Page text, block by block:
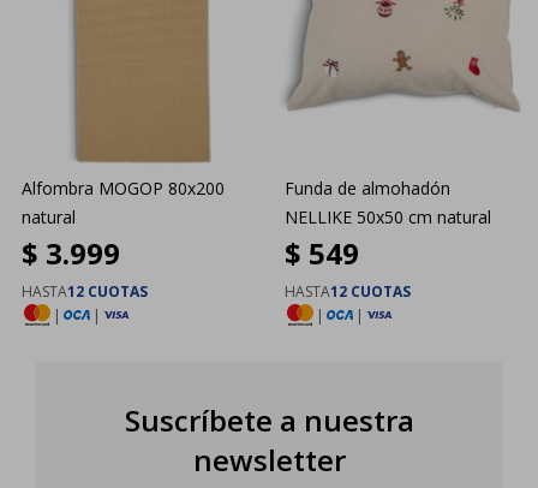
Alfombra MOGOP 80x200
natural
$ 3.999
HASTA12 CUOTAS
|
|
Funda de almohadón
NELLIKE 50x50 cm natural
$ 549
HASTA12 CUOTAS
|
|
Suscríbete a nuestra
newsletter